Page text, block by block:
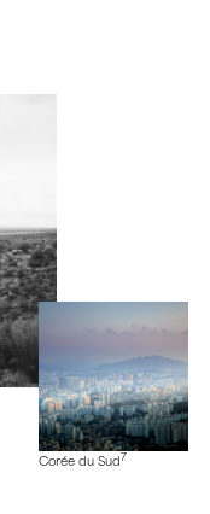
Corée du Sud 7